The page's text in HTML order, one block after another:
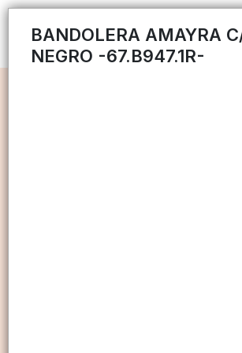
BANDOLERA AMAYRA
NEGRO -67.B947.1R-